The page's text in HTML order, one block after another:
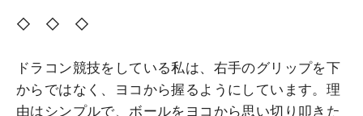
◇ ◇ ◇
ドラコン競技をしている私は、右手のグリップを下
からではなく、ヨコから握るようにしています。理
由はシンプルで、ボールをヨコから思い切り叩きた